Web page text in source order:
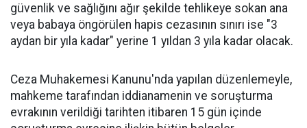
güvenlik ve sağlığını ağır şekilde tehlikeye sokan ana
veya babaya öngörülen hapis cezasının sınırı ise "3
aydan bir yıla kadar" yerine 1 yıldan 3 yıla kadar olacak.
Ceza Muhakemesi Kanunu'nda yapılan düzenlemeyle,
mahkeme tarafından iddianamenin ve soruşturma
evrakının verildiği tarihten itibaren 15 gün içinde